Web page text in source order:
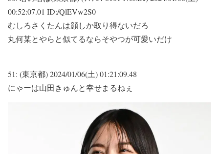
00:52:07.01 ID:/QlEVw2S0
むしろさくたんは顔しか取り得ないだろ
丸何某とやらと似てるならそやつが可愛いだけ
51: (東京都)2024/01/06(土) 01:21:09.48
にゃーは山田きゅんと幸せまるねぇ